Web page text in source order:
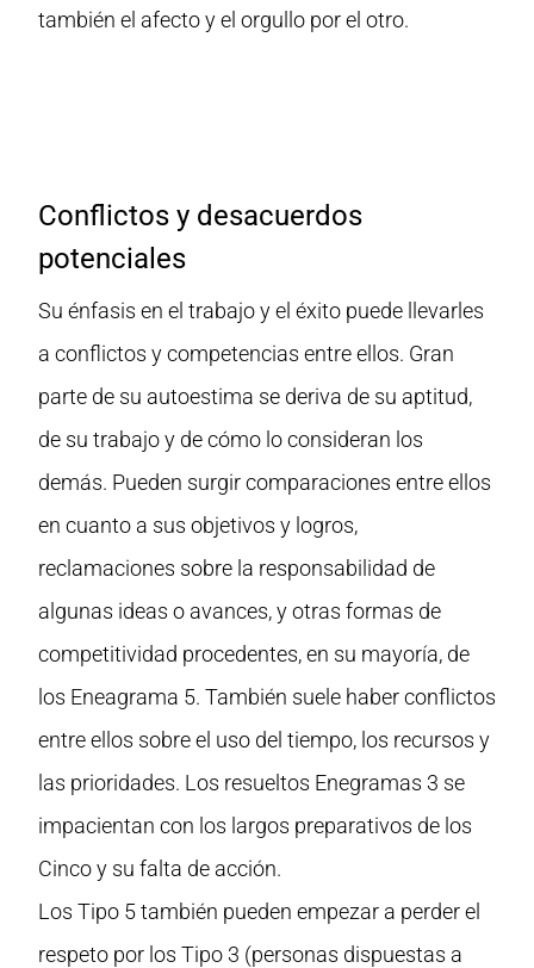
también el afecto y el orgullo por el otro.
Conflictos y desacuerdos
potenciales
Su énfasis en el trabajo y el éxito puede llevarles
a conflictos y competencias entre ellos. Gran
parte de su autoestima se deriva de su aptitud,
de su trabajo y de cómo lo consideran los
demás. Pueden surgir comparaciones entre ellos
en cuanto a sus objetivos y logros,
reclamaciones sobre la responsabilidad de
algunas ideas o avances, y otras formas de
competitividad procedentes, en su mayoría, de
los Eneagrama 5. También suele haber conflictos
entre ellos sobre el uso del tiempo, los recursos y
las prioridades. Los resueltos Enegramas 3 se
impacientan con los largos preparativos de los
Cinco y su falta de acción.
Los Tipo 5 también pueden empezar a perder el
respeto por los Tipo 3 (personas dispuestas a